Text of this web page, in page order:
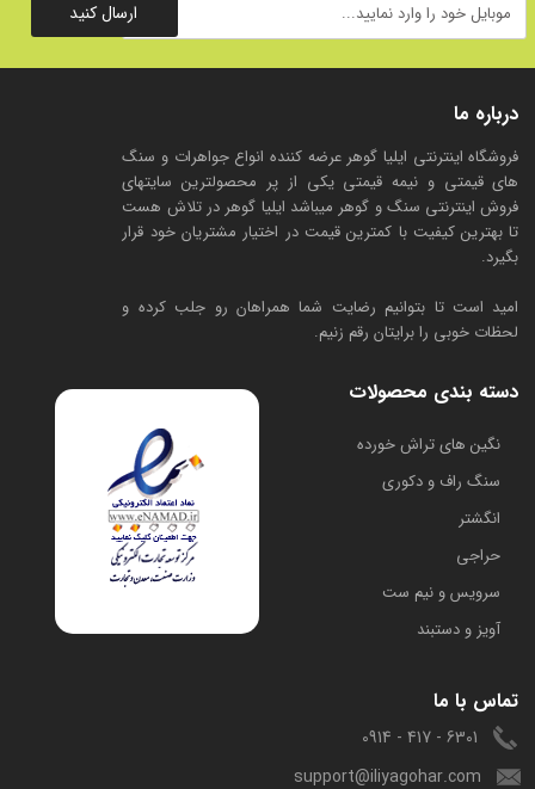
درباره ما
فروشگاه اینترنتی ایلیا گوهر عرضه کننده انواع جواهرات و سنگ
های قیمتی و نیمه قیمتی یکی از پر محصولترین سایتهای
فروش اینترنتی سنگ و گوهر میباشد ایلیا گوهر در تلاش هست
تا بهترین کیفیت با کمترین قیمت در اختیار مشتریان خود قرار
بگیرد.
امید است تا بتوانیم رضایت شما همراهان رو جلب کرده و
لحظات خوبی را برایتان رقم زنیم.
دسته بندی محصولات
​نگین های تراش خورده
سنگ راف و دکوری
انگشتر
حراجی
سرویس و نیم ست
آویز و دستبند
تماس با ما
6301 - 417 - 0914
support@iliyagohar.com
ارسال کنید